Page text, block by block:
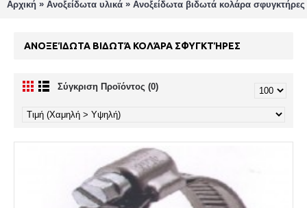
Αρχική » Ανοξείδωτα υλικά » Ανοξείδωτα βιδωτά κολάρα σφυγκτήρες
ΑΝΟΞΕΊΔΩΤΑ ΒΙΔΩΤΆ ΚΟΛΆΡΑ ΣΦΥΓΚΤΉΡΕΣ
Σύγκριση Προϊόντος (0)